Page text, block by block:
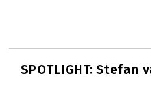
SPOTLIGHT: Stefan